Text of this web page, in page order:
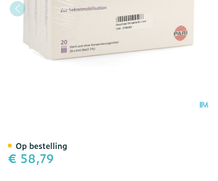
€ 58,79
Op bestelling